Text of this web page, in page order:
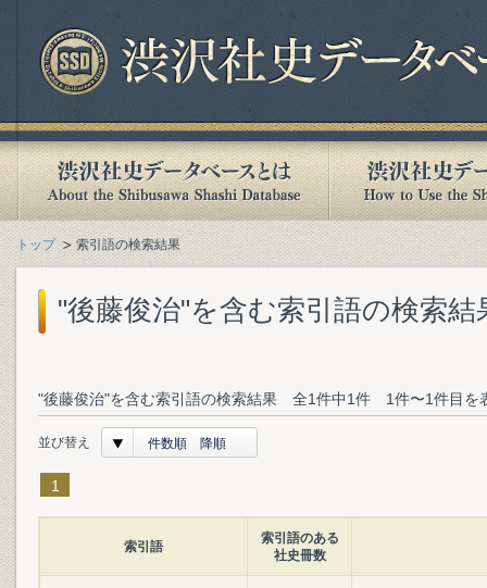
トップ 索引語の検索結果
"後藤俊治"を含む索引語の検索結
"後藤俊治"を含む索引語の検索結果 全1件中1件 1件〜1件目を
並び替え 件数順 降順
1
索引語
索引語のある
社史冊数